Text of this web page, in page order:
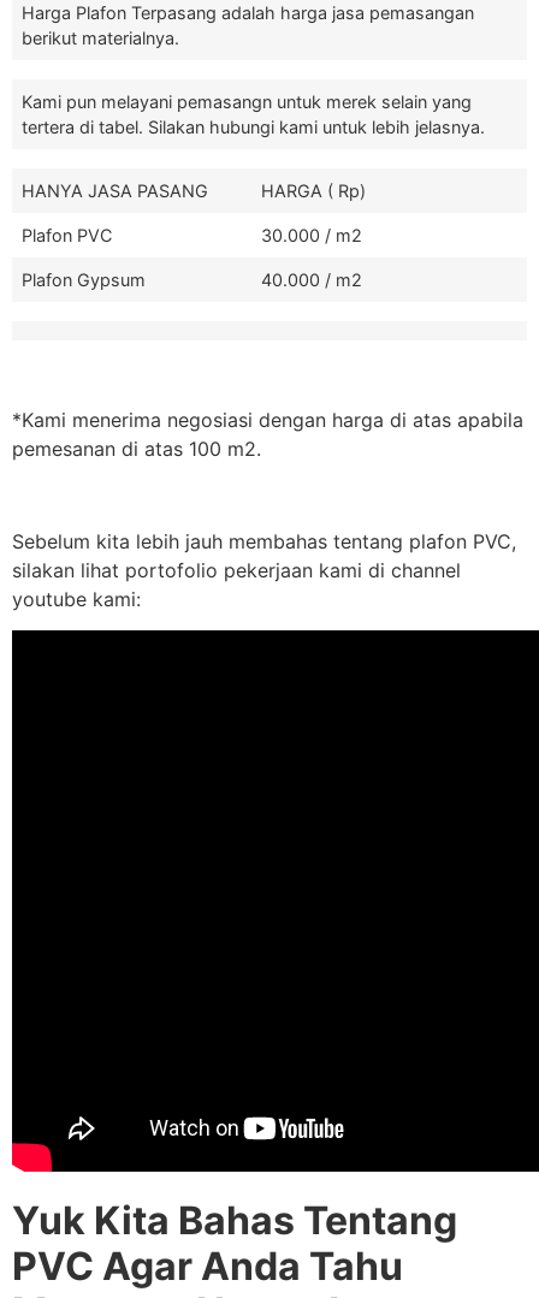
Harga Plafon Terpasang adalah harga jasa pemasangan
berikut materialnya.
Kami pun melayani pemasangn untuk merek selain yang
tertera di tabel. Silakan hubungi kami untuk lebih jelasnya.
HANYA JASA PASANG HARGA ( Rp)
Plafon PVC 30.000 / m2
Plafon Gypsum 40.000 / m2
*Kami menerima negosiasi dengan harga di atas apabila
pemesanan di atas 100 m2.
Sebelum kita lebih jauh membahas tentang plafon PVC,
silakan lihat portofolio pekerjaan kami di channel
youtube kami:
Yuk Kita Bahas Tentang
PVC Agar Anda Tahu